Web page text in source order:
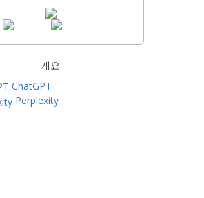
개요:
ChatGPT
Perplexity